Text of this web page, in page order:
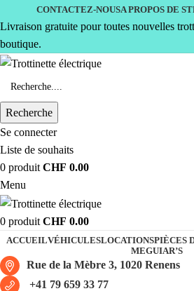
CONTACTEZ-NOUSA PROPOS DE
Livraison gratuite pour toutes nouvelles
boutique.
Recherche
Se connecter
Liste de souhaits
0 produit CHF 0.00
Menu
0 produit CHF 0.00
ACCUEILVÉHICULESLOCATIONSPIÈCES
MEGUIAR’S
Rue de la Mèbre 3, 1020 Renens
+41 79 659 33 77